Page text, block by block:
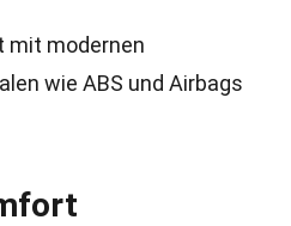
mit modernen
wie ABS und Airbags